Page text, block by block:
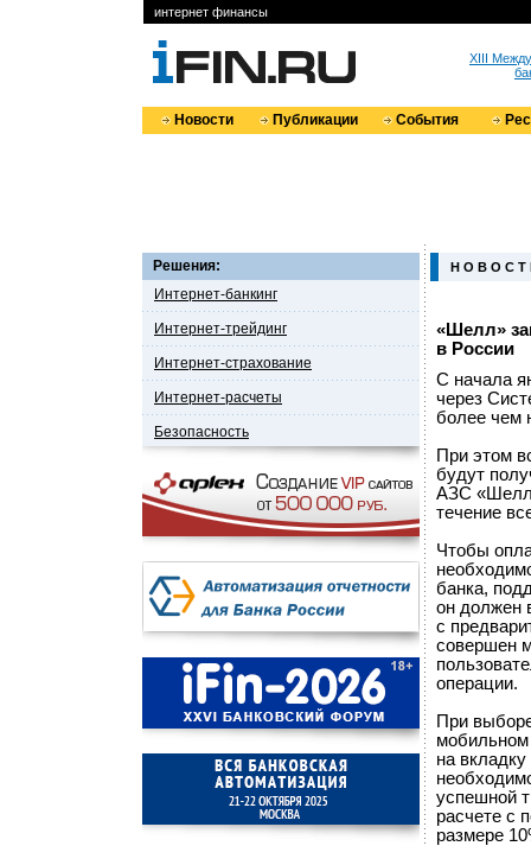
интернет финансы
XIII
Новости Публикации События
Решения:
Интернет-банкинг
Интернет-трейдинг
Интернет-страхование
Интернет-расчеты
Безопасность
Н О В О С Т
«Шелл»
в России
C начала
через
более чем
При этом
будут
АЗС
течение
Чтобы
банка,
он должен
c
совершен
операции.
При
мобильном
на
успешной
расчете с
размере